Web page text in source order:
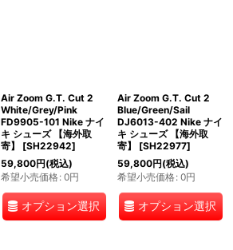
Air Zoom G.T. Cut 2
White/Grey/Pink
FD9905-101 Nike ナイ
キ シューズ 【海外取
寄】
[SH22942]
59,800円(税込)
希望小売価格: 0円
オプション選択
Air Zoom G.T. Cut 2
Blue/Green/Sail
DJ6013-402 Nike ナイ
キ シューズ 【海外取
寄】
[SH22977]
59,800円(税込)
希望小売価格: 0円
オプション選択